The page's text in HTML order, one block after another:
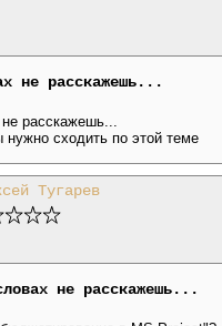
не расскажешь...
расскажешь...
нужно сходить по этой теме
Тугарев
не расскажешь...